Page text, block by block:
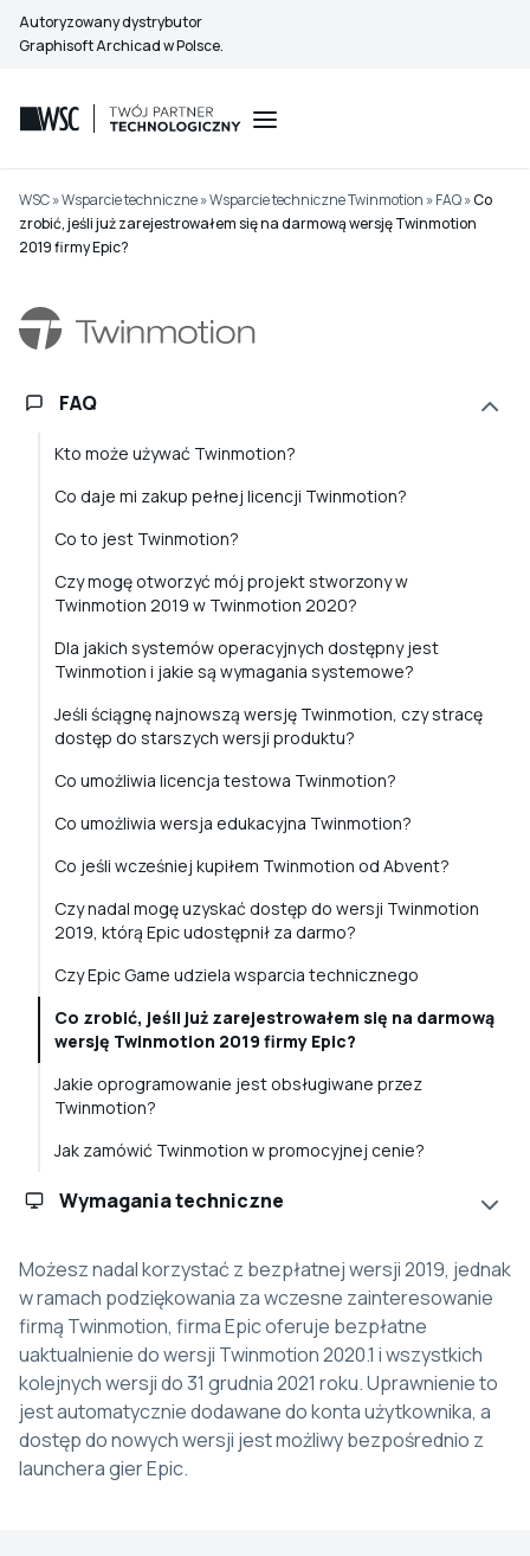
Przejdź
do
Autoryzowany dystrybutor
Graphisoft Archicad w Polsce.
WSC»Wsparcie techniczne»Wsparcie techniczne Twinmotion »FAQ»Co
zrobić, jeśli już zarejestrowałem się na darmową wersję Twinmotion
2019 firmy Epic?
Możesz nadal korzystać z bezpłatnej wersji 2019, jednak
w ramach podziękowania za wczesne zainteresowanie
firmą Twinmotion, firma Epic oferuje bezpłatne
uaktualnienie do wersji Twinmotion 2020.1 i wszystkich
kolejnych wersji do 31 grudnia 2021 roku. Uprawnienie to
jest automatycznie dodawane do konta użytkownika, a
dostęp do nowych wersji jest możliwy bezpośrednio z
launchera gier Epic.
FAQ
Kto może używać Twinmotion?
Co daje mi zakup pełnej licencji Twinmotion?
Co to jest Twinmotion?
Czy mogę otworzyć mój projekt stworzony w
Twinmotion 2019 w Twinmotion 2020?
Dla jakich systemów operacyjnych dostępny jest
Twinmotion i jakie są wymagania systemowe?
Jeśli ściągnę najnowszą wersję Twinmotion, czy stracę
dostęp do starszych wersji produktu?
Co umożliwia licencja testowa Twinmotion?
Co umożliwia wersja edukacyjna Twinmotion?
Co jeśli wcześniej kupiłem Twinmotion od Abvent?
Czy nadal mogę uzyskać dostęp do wersji Twinmotion
2019, którą Epic udostępnił za darmo?
Czy Epic Game udziela wsparcia technicznego
Co zrobić, jeśli już zarejestrowałem się na darmową
wersję Twinmotion 2019 firmy Epic?
Jakie oprogramowanie jest obsługiwane przez
Twinmotion?
Jak zamówić Twinmotion w promocyjnej cenie?
Wymagania techniczne